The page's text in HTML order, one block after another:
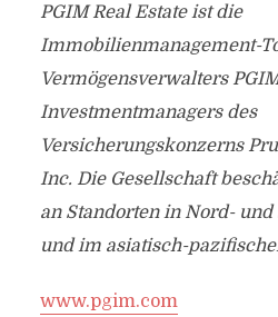
PGIM Real Estate ist die
Immobilienmanagement-
Vermögensverwalters
Investmentmanagers des
Versicherungskonzerns
Inc. Die Gesellschaft
an Standorten in Nord-
und im asiatisch-
www.pgim.com